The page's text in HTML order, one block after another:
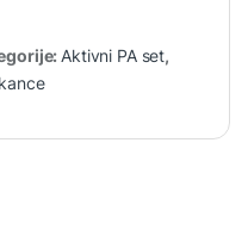
Aktivni PA set,